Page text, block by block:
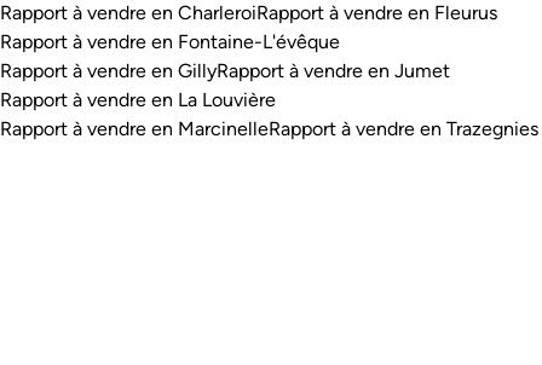
Rapport à vendre en CharleroiRapport à vendre en Fleurus
Rapport à vendre en Fontaine-L'évêque
Rapport à vendre en GillyRapport à vendre en Jumet
Rapport à vendre en La Louvière
Rapport à vendre en MarcinelleRapport à vendre en Trazegnies